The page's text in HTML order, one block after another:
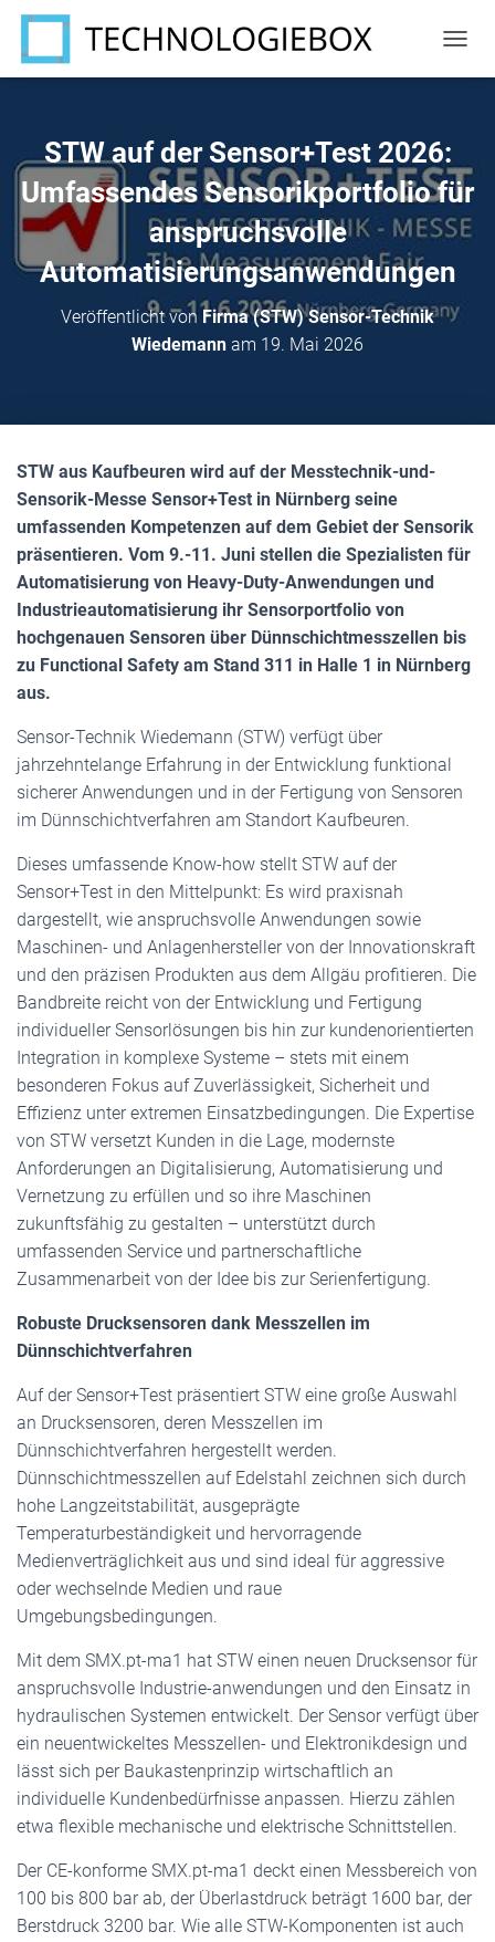
A
T
I
O
M
S
STW auf der Sensor+Test 2026:
Umfassendes Sensorikportfolio für
anspruchsvolle
Automatisierungsanwendungen
Veröffentlicht von Firma (STW) Sensor-Technik
Wiedemann am 19. Mai 2026
STW aus Kaufbeuren wird auf der Messtechnik-und-
Sensorik-Messe Sensor+Test in Nürnberg seine
umfassenden Kompetenzen auf dem Gebiet der Sensorik
präsentieren. Vom 9.-11. Juni stellen die Spezialisten für
Automatisierung von Heavy-Duty-Anwendungen und
Industrieautomatisierung ihr Sensorportfolio von
hochgenauen Sensoren über Dünnschichtmesszellen bis
zu Functional Safety am Stand 311 in Halle 1 in Nürnberg
aus.
Sensor-Technik Wiedemann (STW) verfügt über
jahrzehntelange Erfahrung in der Entwicklung funktional
sicherer Anwendungen und in der Fertigung von Sensoren
im Dünnschichtverfahren am Standort Kaufbeuren.
Dieses umfassende Know-how stellt STW auf der
Sensor+Test in den Mittelpunkt: Es wird praxisnah
dargestellt, wie anspruchsvolle Anwendungen sowie
Maschinen- und Anlagenhersteller von der Innovationskraft
und den präzisen Produkten aus dem Allgäu profitieren. Die
Bandbreite reicht von der Entwicklung und Fertigung
individueller Sensorlösungen bis hin zur kundenorientierten
Integration in komplexe Systeme – stets mit einem
besonderen Fokus auf Zuverlässigkeit, Sicherheit und
Effizienz unter extremen Einsatzbedingungen. Die Expertise
von STW versetzt Kunden in die Lage, modernste
Anforderungen an Digitalisierung, Automatisierung und
Vernetzung zu erfüllen und so ihre Maschinen
zukunftsfähig zu gestalten – unterstützt durch
umfassenden Service und partnerschaftliche
Zusammenarbeit von der Idee bis zur Serienfertigung.
Robuste Drucksensoren dank Messzellen im
Dünnschichtverfahren
Auf der Sensor+Test präsentiert STW eine große Auswahl
an Drucksensoren, deren Messzellen im
Dünnschichtverfahren hergestellt werden.
Dünnschichtmesszellen auf Edelstahl zeichnen sich durch
hohe Langzeitstabilität, ausgeprägte
Temperaturbeständigkeit und hervorragende
Medienverträglichkeit aus und sind ideal für aggressive
oder wechselnde Medien und raue
Umgebungsbedingungen.
Mit dem SMX.pt-ma1 hat STW einen neuen Drucksensor für
anspruchsvolle Industrie-anwendungen und den Einsatz in
hydraulischen Systemen entwickelt. Der Sensor verfügt über
ein neuentwickeltes Messzellen- und Elektronikdesign und
lässt sich per Baukastenprinzip wirtschaftlich an
individuelle Kundenbedürfnisse anpassen. Hierzu zählen
etwa flexible mechanische und elektrische Schnittstellen.
Der CE-konforme SMX.pt-ma1 deckt einen Messbereich von
100 bis 800 bar ab, der Überlastdruck beträgt 1600 bar, der
Berstdruck 3200 bar. Wie alle STW-Komponenten ist auch